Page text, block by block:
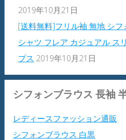
2019年10月21日
[送料無料]フリル袖 無地 シ
シャツ フレア カジュアル ス
プス 2019年10月21日
シフォンブラウス 長袖
レディースファッション通販
シフォンブラウス 白黒